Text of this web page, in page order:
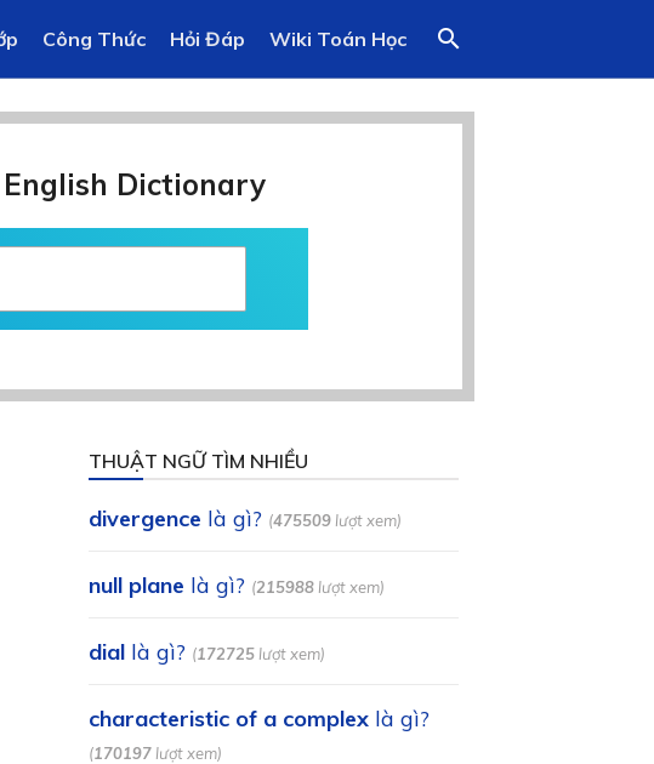
search
Công Thức Hỏi Đáp Wiki Toán Học
Dictionary
THUẬT NGỮ TÌM NHIỀU
divergence là gì? (475509 lượt xem)
null plane là gì? (215988 lượt xem)
dial là gì? (172725 lượt xem)
characteristic of a complex là gì?
(170197 lượt xem)